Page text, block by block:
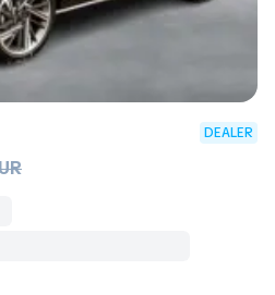
DEALER